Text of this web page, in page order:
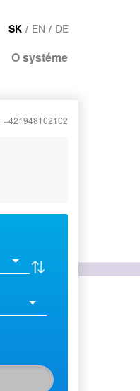
SK / EN / DE
O systéme
+421948102102